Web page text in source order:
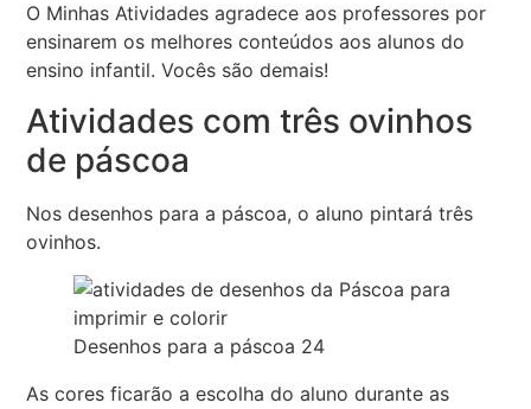
O Minhas Atividades agradece aos professores por
ensinarem os melhores conteúdos aos alunos do
ensino infantil. Vocês são demais!
Atividades com três ovinhos
de páscoa
Nos desenhos para a páscoa, o aluno pintará três
ovinhos.
Desenhos para a páscoa 24
As cores ficarão a escolha do aluno durante as